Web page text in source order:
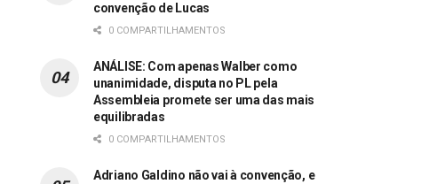
convenção de Lucas
0 COMPARTILHAMENTOS
ANÁLISE: Com apenas Walber como
unanimidade, disputa no PL pela
Assembleia promete ser uma das mais
equilibradas
0 COMPARTILHAMENTOS
Adriano Galdino não vai à convenção, e